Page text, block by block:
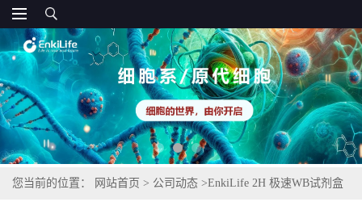
您当前的位置： 网站首页 > 公司动态 >EnkiLife 2H 极速WB试剂盒